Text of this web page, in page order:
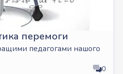
перемоги
педагогами нашого
0